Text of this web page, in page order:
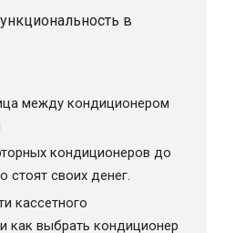
в
между кондиционером
кондиционеров до
стоят своих денег.
кассетного
как выбрать кондиционер